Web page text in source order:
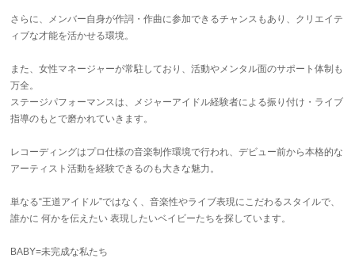
さらに、メンバー自身が作詞・作曲に参加できるチャンスもあり、クリエイテ
ィブな才能を活かせる環境。
また、女性マネージャーが常駐しており、活動やメンタル面のサポート体制も
万全。
ステージパフォーマンスは、メジャーアイドル経験者による振り付け・ライブ
指導のもとで磨かれていきます。
レコーディングはプロ仕様の音楽制作環境で行われ、デビュー前から本格的な
アーティスト活動を経験できるのも大きな魅力。
単なる“王道アイドル”ではなく、音楽性やライブ表現にこだわるスタイルで、
誰かに 何かを伝えたい 表現したいベイビーたちを探しています。
BABY=未完成な私たち